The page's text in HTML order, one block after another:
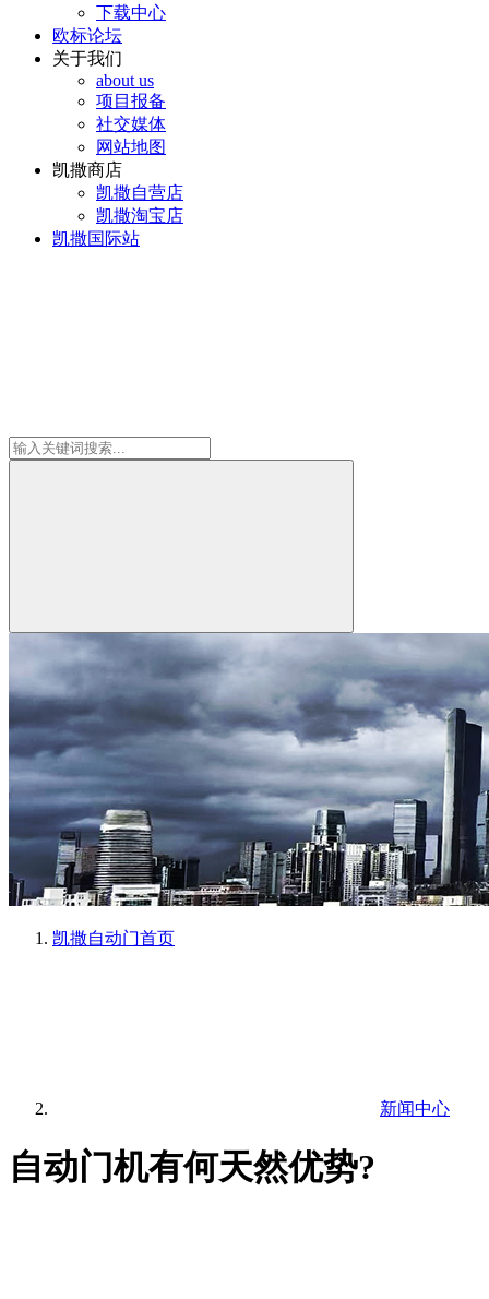
下载中心
欧标论坛
关于我们
about us
项目报备
社交媒体
网站地图
凯撒商店
凯撒自营店
凯撒淘宝店
凯撒国际站
凯撒自动门首页
新闻中心
自动门机有何天然优势?